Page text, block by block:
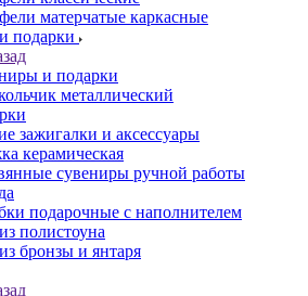
матерчатые каркасные
подарки
и подарки
металлический
зажигалки и аксессуары
керамическая
сувениры ручной работы
подарочные с наполнителем
полистоуна
бронзы и янтаря